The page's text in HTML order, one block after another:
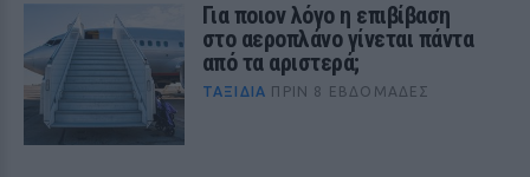
Για ποιον λόγο η επιβίβαση
στο αεροπλάνο γίνεται πάντα
από τα αριστερά;
ΤΑΞΊΔΙΑ ΠΡΙΝ 8 ΕΒΔΟΜΆΔΕΣ